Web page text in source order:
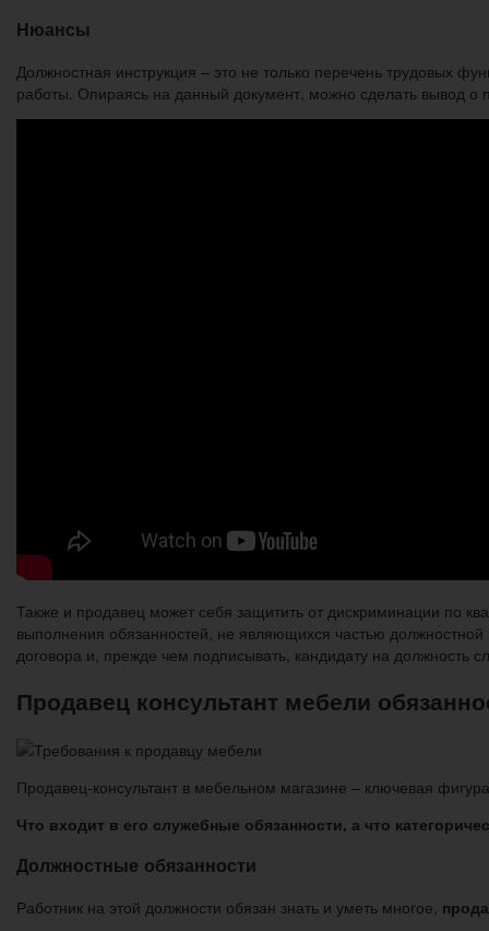
Нюансы
Должностная инструкция – это не только перечень трудовых
работы. Опираясь на данный документ, можно сделать вывод о
Также и продавец может себя защитить от дискриминации по
выполнения обязанностей, не являющихся частью
договора и, прежде чем подписывать, кандидату на должность
Продавец консультант мебели
Продавец-консультант в мебельном магазине – ключевая
Что входит в его служебные обязанности, а что
Должностные обязанности
Работник на этой должности обязан знать и уметь многое,